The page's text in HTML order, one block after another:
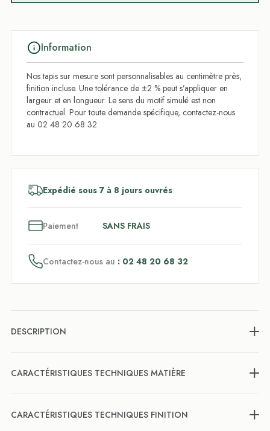
Information
Nos tapis sur mesure sont personnalisables au centimètre près,
finition incluse. Une tolérance de ±2 % peut s’appliquer en
largeur et en longueur. Le sens du motif simulé est non
contractuel. Pour toute demande spécifique, contactez-nous
au 02 48 20 68 32.
Expédié sous 7 à 8 jours ouvrés
Paiement SANS FRAIS
Contactez-nous au : 02 48 20 68 32
DESCRIPTION
CARACTÉRISTIQUES TECHNIQUES MATIÈRE
CARACTÉRISTIQUES TECHNIQUES FINITION